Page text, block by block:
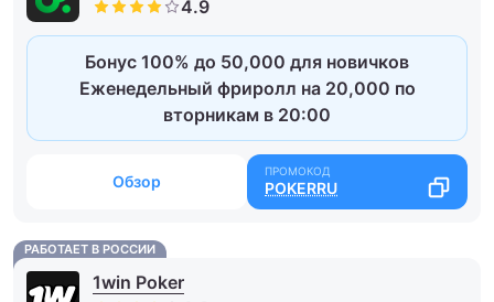
Бонус 100% до 50,000 для новичков
Еженедельный фриролл на 20,000 по
вторникам в 20:00
Обзор POKERRU
РАБОТАЕТ В РОССИИ
1win Poker